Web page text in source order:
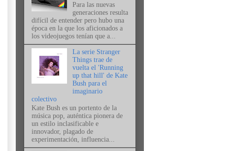
Para las nuevas
generaciones resulta
difícil de entender pero hubo una
época en la que los aficionados a
los videojuegos tenían que a...
La serie Stranger
Things trae de
vuelta el 'Running
up that hill' de Kate
Bush para el
imaginario
colectivo
Kate Bush es un portento de la
música pop, auténtica pionera de
un estilo inclasificable e
innovador, plagado de
experimentación, influencia...